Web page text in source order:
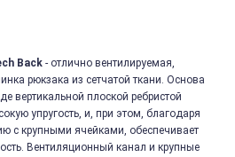
Back - отлично вентилируемая,
рюкзака из сетчатой ткани. Основа
вертикальной плоской ребристой
упругость, и, при этом, благодаря
с крупными ячейками, обеспечивает
Вентиляционный канал и крупные